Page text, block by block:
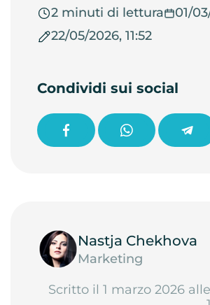
2 minuti di lettura
01/
22/05/2026, 11:52
Condividi sui social
Nastja Chekhova
Marketing
Scritto il 1 marzo 2026